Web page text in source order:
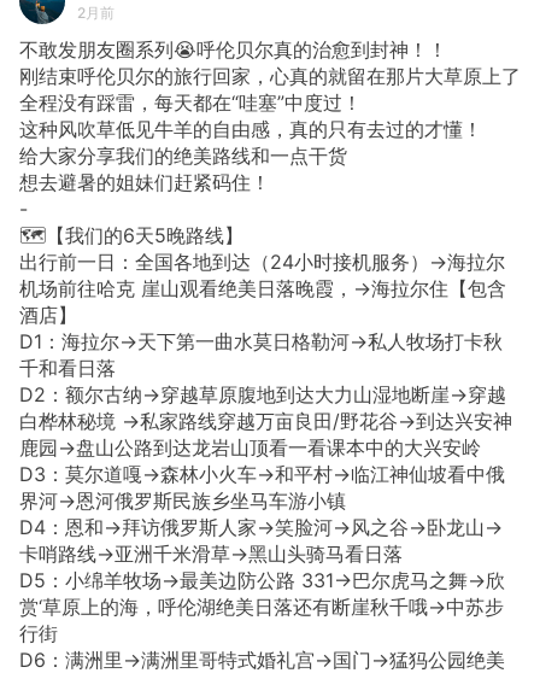
2月前
不敢发朋友圈系列😭呼伦贝尔真的治愈到封神！！
刚结束呼伦贝尔的旅行回家，心真的就留在那片大草原上了
全程没有踩雷，每天都在“哇塞”中度过！
这种风吹草低见牛羊的自由感，真的只有去过的才懂！
给大家分享我们的绝美路线和一点干货
想去避暑的姐妹们赶紧码住！
-
🗺️【我们的6天5晚路线】
出行前一日：全国各地到达（24小时接机服务）→海拉尔
机场前往哈克 崖山观看绝美日落晚霞，→海拉尔住【包含
酒店】
D1：海拉尔→天下第一曲水莫日格勒河→私人牧场打卡秋
千和看日落
D2：额尔古纳→穿越草原腹地到达大力山湿地断崖→穿越
白桦林秘境 →私家路线穿越万亩良田/野花谷→到达兴安神
鹿园→盘山公路到达龙岩山顶看一看课本中的大兴安岭
D3：莫尔道嘎→森林小火车→和平村→临江神仙坡看中俄
界河→恩河俄罗斯民族乡坐马车游小镇
D4：恩和→拜访俄罗斯人家→笑脸河→风之谷→卧龙山→
卡哨路线→亚洲千米滑草→黑山头骑马看日落
D5：小绵羊牧场→最美边防公路 331→巴尔虎马之舞→欣
赏‘草原上的海，呼伦湖绝美日落还有断崖秋千哦→中苏步
行街
D6：满洲里→满洲里哥特式婚礼宫→国门→猛犸公园绝美